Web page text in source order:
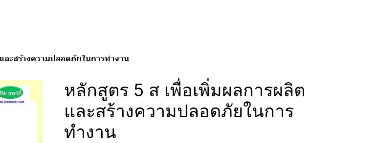
ะสร้างความปลอดภัยในการทำงาน
หลักสูตร 5 ส เพื่อเพิ่มผลการผลิต
และสร้างความปลอดภัยในการ
ทำงาน